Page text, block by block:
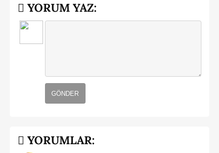
YORUM YAZ:
GÖNDER
YORUMLAR: